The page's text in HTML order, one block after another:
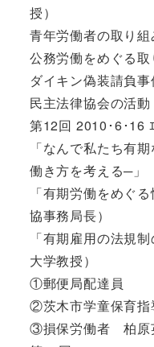
授）
青年労働者の取り組
公務労働をめぐる取
ダイキン偽装請負
民主法律協会の活動
第12回 2010･6･16
「なんで私たち有
働き方を考える─」
「有期労働をめぐ
協事務局長）
「有期雇用の法規
大学教授）
①郵便局配達員
②茨木市学童保育指
③損保労働者 柏原